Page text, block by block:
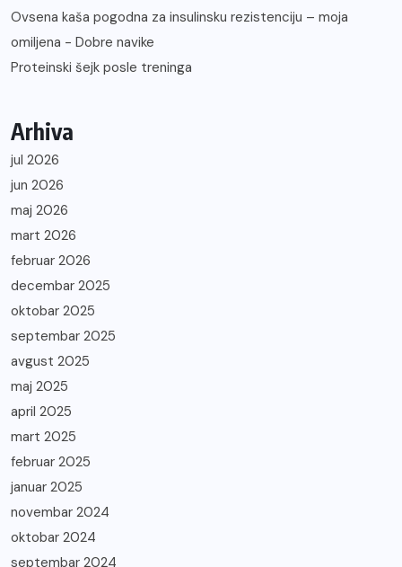
Ovsena kaša pogodna za insulinsku rezistenciju – moja
omiljena - Dobre navike
Proteinski šejk posle treninga
Arhiva
jul 2026
jun 2026
maj 2026
mart 2026
februar 2026
decembar 2025
oktobar 2025
septembar 2025
avgust 2025
maj 2025
april 2025
mart 2025
februar 2025
januar 2025
novembar 2024
oktobar 2024
septembar 2024